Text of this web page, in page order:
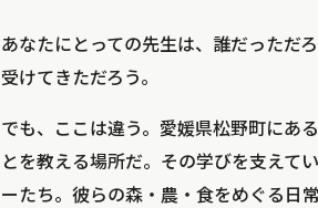
あなたにとっての先生は、誰だっただ
受けてきただろう。
でも、ここは違う。愛媛県松野町にあ
とを教える場所だ。その学びを支えて
ーたち。彼らの森・農・食をめぐる日